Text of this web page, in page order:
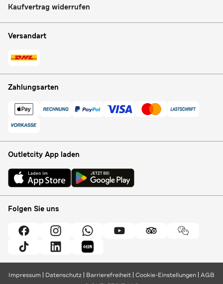
Kaufvertrag widerrufen
Versandart
Zahlungsarten
Outletcity App laden
Folgen Sie uns
Impressum Datenschutz Barrierefreiheit Cookie-Einstellungen AGB